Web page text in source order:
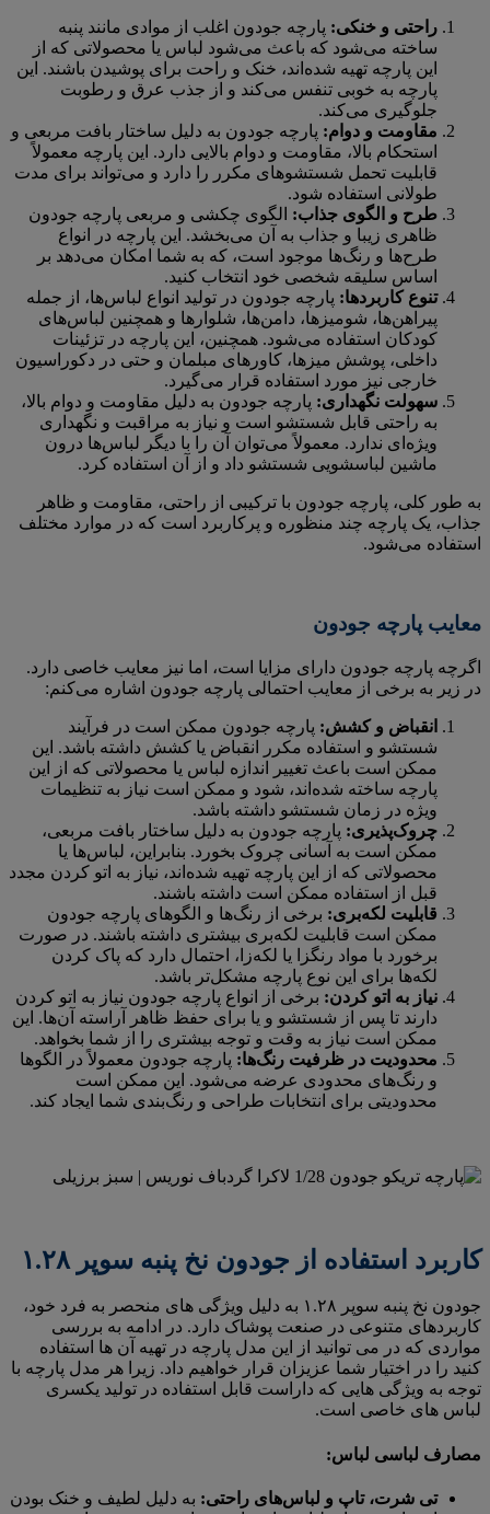
راحتی و خنکی: پارچه جودون اغلب از موادی مانند پنبه
ساخته می‌شود که باعث می‌شود لباس یا محصولاتی که از
این پارچه تهیه شده‌اند، خنک و راحت برای پوشیدن باشند. این
پارچه به خوبی تنفس می‌کند و از جذب عرق و رطوبت
جلوگیری می‌کند.
مقاومت و دوام: پارچه جودون به دلیل ساختار بافت مربعی و
استحکام بالا، مقاومت و دوام بالایی دارد. این پارچه معمولاً
قابلیت تحمل شستشوهای مکرر را دارد و می‌تواند برای مدت
طولانی استفاده شود.
طرح و الگوی جذاب: الگوی چکشی و مربعی پارچه جودون
ظاهری زیبا و جذاب به آن می‌بخشد. این پارچه در انواع
طرح‌ها و رنگ‌ها موجود است، که به شما امکان می‌دهد بر
اساس سلیقه شخصی خود انتخاب کنید.
تنوع کاربردها: پارچه جودون در تولید انواع لباس‌ها، از جمله
پیراهن‌ها، شومیزها، دامن‌ها، شلوارها و همچنین لباس‌های
کودکان استفاده می‌شود. همچنین، این پارچه در تزئینات
داخلی، پوشش میزها، کاورهای مبلمان و حتی در دکوراسیون
خارجی نیز مورد استفاده قرار می‌گیرد.
سهولت نگهداری: پارچه جودون به دلیل مقاومت و دوام بالا،
به راحتی قابل شستشو است و نیاز به مراقبت و نگهداری
ویژه‌ای ندارد. معمولاً می‌توان آن را با دیگر لباس‌ها درون
ماشین لباسشویی شستشو داد و از آن استفاده کرد.
به طور کلی، پارچه جودون با ترکیبی از راحتی، مقاومت و ظاهر
جذاب، یک پارچه چند منظوره و پرکاربرد است که در موارد مختلف
استفاده می‌شود.
معایب پارچه جودون
اگرچه پارچه جودون دارای مزایا است، اما نیز معایب خاصی دارد.
در زیر به برخی از معایب احتمالی پارچه جودون اشاره می‌کنم:
انقباض و کشش: پارچه جودون ممکن است در فرآیند
شستشو و استفاده مکرر انقباض یا کشش داشته باشد. این
ممکن است باعث تغییر اندازه لباس یا محصولاتی که از این
پارچه ساخته شده‌اند، شود و ممکن است نیاز به تنظیمات
ویژه در زمان شستشو داشته باشد.
چروک‌پذیری: پارچه جودون به دلیل ساختار بافت مربعی،
ممکن است به آسانی چروک بخورد. بنابراین، لباس‌ها یا
محصولاتی که از این پارچه تهیه شده‌اند، نیاز به اتو کردن مجدد
قبل از استفاده ممکن است داشته باشند.
قابلیت لکه‌بری: برخی از رنگ‌ها و الگوهای پارچه جودون
ممکن است قابلیت لکه‌بری بیشتری داشته باشند. در صورت
برخورد با مواد رنگزا یا لکه‌زا، احتمال دارد که پاک کردن
لکه‌ها برای این نوع پارچه مشکل‌تر باشد.
نیاز به اتو کردن: برخی از انواع پارچه جودون نیاز به اتو کردن
دارند تا پس از شستشو و یا برای حفظ ظاهر آراسته آن‌ها. این
ممکن است نیاز به وقت و توجه بیشتری را از شما بخواهد.
محدودیت در ظرفیت رنگ‌ها: پارچه جودون معمولاً در الگوها
و رنگ‌های محدودی عرضه می‌شود. این ممکن است
محدودیتی برای انتخابات طراحی و رنگ‌بندی شما ایجاد کند.
کاربرد استفاده از جودون نخ پنبه سوپر ۱.۲۸
جودون نخ پنبه سوپر ۱.۲۸ به دلیل ویژگی های منحصر به فرد خود،
کاربردهای متنوعی در صنعت پوشاک دارد. در ادامه به بررسی
مواردی که در می توانید از این مدل پارچه در تهیه آن ها استفاده
کنید را در اختیار شما عزیزان قرار خواهیم داد. زیرا هر مدل پارچه با
توجه به ویژگی هایی که داراست قابل استفاده در تولید یکسری
لباس های خاصی است.
مصارف لباسی لباس:
تی شرت، تاپ و لباس‌های راحتی: به دلیل لطیف و خنک بودن